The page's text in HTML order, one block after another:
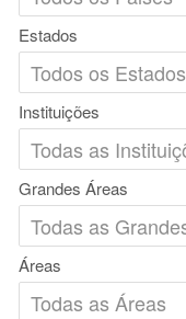
Estados
Instituições
Grandes Áreas
Áreas